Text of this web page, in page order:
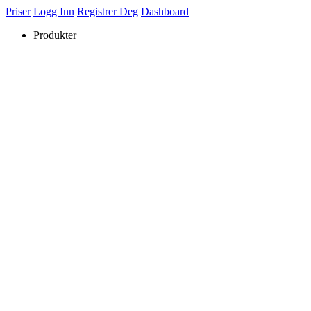
Priser Logg Inn Registrer Deg Dashboard
Produkter